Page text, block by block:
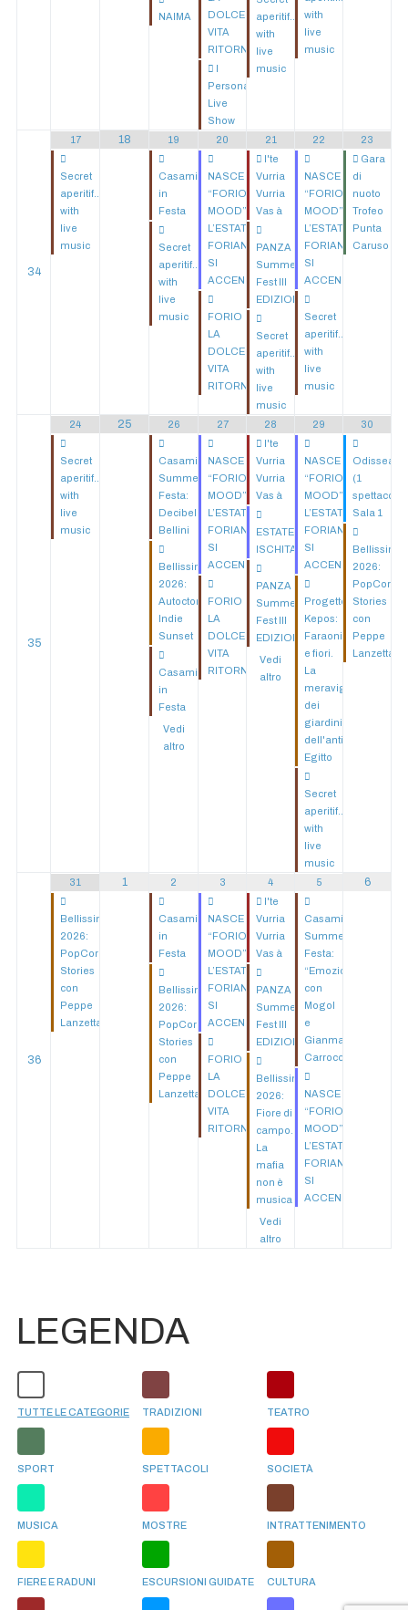
NAIMA
DOLCE
VITA
RITORNA
I
Personal
Live
Show
aperitif...
with
live
music
with
live
music
34
17
Secret
aperitif...
with
live
music
18 19
Casamicciola
in
Festa
Secret
aperitif...
with
live
music
20
NASCE
“FORIO
MOOD”:
L’ESTATE
FORIANA
SI
ACCENDE!
FORIO
LA
DOLCE
VITA
RITORNA
21
I'te
Vurria
Vurria
Vas à
PANZA
Summer
Fest III
EDIZIONE
Secret
aperitif...
with
live
music
22
NASCE
“FORIO
MOOD”:
L’ESTATE
FORIANA
SI
ACCENDE!
Secret
aperitif...
with
live
music
23
Gara
di
nuoto
Trofeo
Punta
Caruso
35
24
Secret
aperitif...
with
live
music
25 26
Casamicciola
Summer
Festa:
Decibel
Bellini
Bellissima
2026:
Autocton
Indie
Sunset
Casamicciola
in
Festa
Vedi
altro
27
NASCE
“FORIO
MOOD”:
L’ESTATE
FORIANA
SI
ACCENDE!
FORIO
LA
DOLCE
VITA
RITORNA
28
I'te
Vurria
Vurria
Vas à
ESTATE
ISCHITANA
PANZA
Summer
Fest III
EDIZIONE
Vedi
altro
29
NASCE
“FORIO
MOOD”:
L’ESTATE
FORIANA
SI
ACCENDE!
Progetto
Kepos:
Faraoni
e fiori.
La
meraviglia
dei
giardini
dell'antico
Egitto
Secret
aperitif...
with
live
music
30
Odissea
(1
spettacolo)
Sala 1
Bellissima
2026:
PopCorn
Stories
con
Peppe
Lanzetta
36
31
Bellissima
2026:
PopCorn
Stories
con
Peppe
Lanzetta
1 2
Casamicciola
in
Festa
Bellissima
2026:
PopCorn
Stories
con
Peppe
Lanzetta
3
NASCE
“FORIO
MOOD”:
L’ESTATE
FORIANA
SI
ACCENDE!
FORIO
LA
DOLCE
VITA
RITORNA
4
I'te
Vurria
Vurria
Vas à
PANZA
Summer
Fest III
EDIZIONE
Bellissima
2026:
Fiore di
campo.
La
mafia
non è
musica
Vedi
altro
5
Casamicciola
Summer
Festa:
“Emozioni”
con
Mogol
e
Gianmarco
Carroccia
NASCE
“FORIO
MOOD”:
L’ESTATE
FORIANA
SI
ACCENDE!
6
LEGENDA
TUTTE LE CATEGORIE TRADIZIONI TEATRO
SPORT SPETTACOLI SOCIETÀ
MUSICA MOSTRE INTRATTENIMENTO
FIERE E RADUNI ESCURSIONI GUIDATE CULTURA